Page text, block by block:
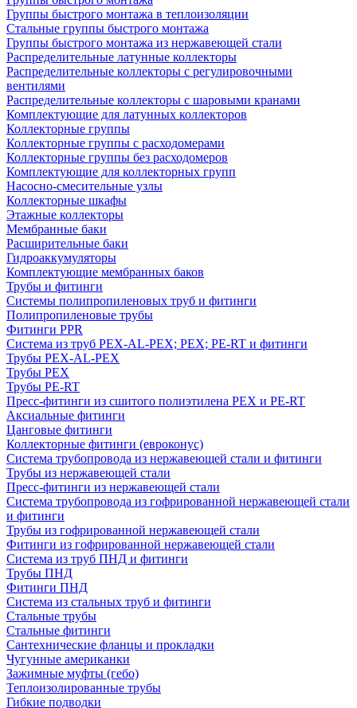
Группы быстрого монтажа в теплоизоляции
Стальные группы быстрого монтажа
Группы быстрого монтажа из нержавеющей стали
Распределительные латунные коллекторы
Распределительные коллекторы с регулировочными
вентилями
Распределительные коллекторы с шаровыми кранами
Комплектующие для латунных коллекторов
Коллекторные группы
Коллекторные группы с расходомерами
Коллекторные группы без расходомеров
Комплектующие для коллекторных групп
Насосно-смесительные узлы
Коллекторные шкафы
Этажные коллекторы
Мембранные баки
Расширительные баки
Гидроаккумуляторы
Комплектующие мембранных баков
Трубы и фитинги
Системы полипропиленовых труб и фитинги
Полипропиленовые трубы
Фитинги PPR
Система из труб PEX-AL-PEX; PEX; PE-RT и фитинги
Трубы PEX-AL-PEX
Трубы PEX
Трубы PE-RT
Пресс-фитинги из сшитого полиэтилена PEX и PE-RT
Аксиальные фитинги
Цанговые фитинги
Коллекторные фитинги (евроконус)
Система трубопровода из нержавеющей стали и фитинги
Трубы из нержавеющей стали
Пресс-фитинги из нержавеющей стали
Система трубопровода из гофрированной нержавеющей стали
и фитинги
Трубы из гофрированной нержавеющей стали
Фитинги из гофрированной нержавеющей стали
Система из труб ПНД и фитинги
Трубы ПНД
Фитинги ПНД
Система из стальных труб и фитинги
Стальные трубы
Стальные фитинги
Сантехнические фланцы и прокладки
Чугунные американки
Зажимные муфты (гебо)
Теплоизолированные трубы
Гибкие подводки